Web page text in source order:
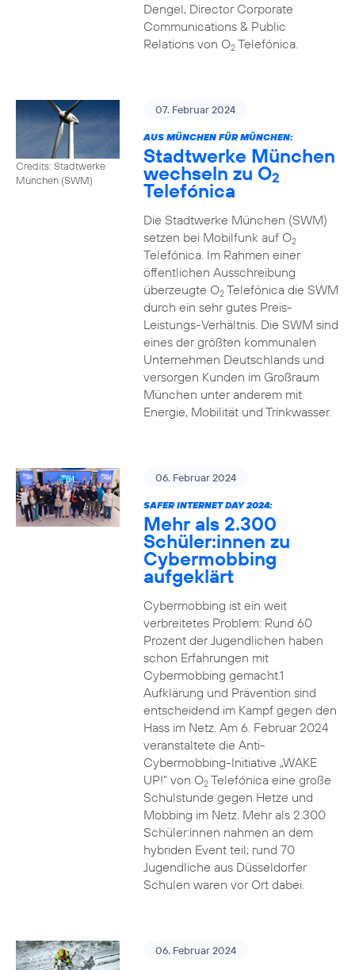
Dengel, Director Corporate
Communications & Public
Relations von O2Telefónica.
Credits: Stadtwerke
München (SWM)
07. Februar 2024
AUS MÜNCHEN FÜR MÜNCHEN:
Stadtwerke München
wechseln zu O2
Telefónica
Die Stadtwerke München (SWM)
setzen bei Mobilfunk auf O2
Telefónica. Im Rahmen einer
öffentlichen Ausschreibung
überzeugte O2Telefónica die SWM
durch ein sehr gutes Preis-
Leistungs-Verhältnis. Die SWM sind
eines der größten kommunalen
Unternehmen Deutschlands und
versorgen Kunden im Großraum
München unter anderem mit
Energie, Mobilität und Trinkwasser.
06. Februar 2024
SAFER INTERNET DAY 2024:
Mehr als 2.300
Schüler:innen zu
Cybermobbing
aufgeklärt
Cybermobbing ist ein weit
verbreitetes Problem: Rund 60
Prozent der Jugendlichen haben
schon Erfahrungen mit
Cybermobbing gemacht.1
Aufklärung und Prävention sind
entscheidend im Kampf gegen den
Hass im Netz. Am 6. Februar 2024
veranstaltete die Anti-
Cybermobbing-Initiative „WAKE
UP!“ von O2Telefónica eine große
Schulstunde gegen Hetze und
Mobbing im Netz. Mehr als 2.300
Schüler:innen nahmen an dem
hybriden Event teil; rund 70
Jugendliche aus Düsseldorfer
Schulen waren vor Ort dabei.
06. Februar 2024